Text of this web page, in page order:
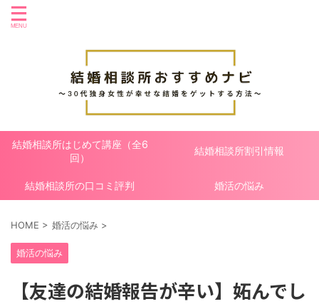
結婚相談所はじめて講座（全6
回）
結婚相談所割引情報
結婚相談所の口コミ評判 婚活の悩み
HOME > 婚活の悩み >
婚活の悩み
【友達の結婚報告が辛い】妬んでし